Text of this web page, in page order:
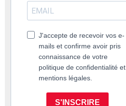
J'accepte de recevoir vos e-
mails et confirme avoir pris
connaissance de votre
politique de confidentialité et
mentions légales.
S'INSCRIRE